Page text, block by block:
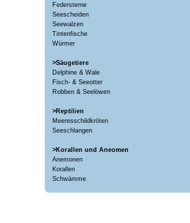
Federsterne
Seescheiden
Seewalzen
Tintenfische
Würmer
>Säugetiere
Delphine & Wale
Fisch- & Seeotter
Robben & Seelöwen
>Reptilien
Meeresschildkröten
Seeschlangen
>Korallen und Aneomen
Anemonen
Korallen
Schwämme